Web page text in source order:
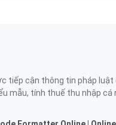
tiếp cận thông tin pháp
mẫu, tính thuế thu nhập